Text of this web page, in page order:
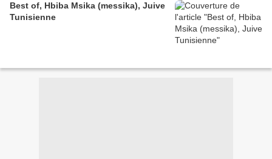
Best of, Hbiba Msika (messika), Juive
Tunisienne